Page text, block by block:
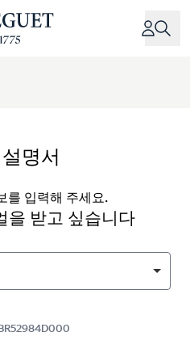
명서
를 입력해 주세요.
을 받고 싶습니다